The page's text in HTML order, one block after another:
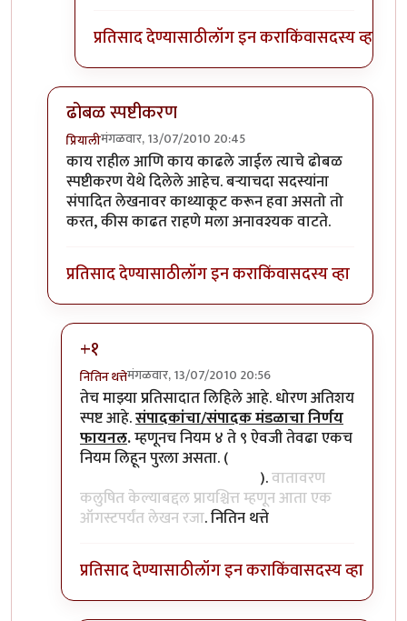
प्रतिसाद देण्यासाठीलॉग इन कराकिंवासदस्य व्हा
ढोबळ स्पष्टीकरण
प्रियालीमंगळवार, 13/07/2010 20:45
In reply toत्याविषयीbyलंबूटांग
काय राहील आणि काय काढले जाईल त्याचे ढोबळ
स्पष्टीकरण येथे दिलेले आहेच. बर्‍याचदा सदस्यांना
संपादित लेखनावर काथ्याकूट करून हवा असतो तो
करत, कीस काढत राहणे मला अनावश्यक वाटते.
प्रतिसाद देण्यासाठीलॉग इन कराकिंवासदस्य व्हा
+१
नितिन थत्तेमंगळवार, 13/07/2010 20:56
In reply toढोबळ स्पष्टीकरणbyप्रियाली
तेच माझ्या प्रतिसादात लिहिले आहे. धोरण अतिशय
स्पष्ट आहे.संपादकांचा/संपादक मंडळाचा निर्णय
फायनल.म्हणूनच नियम ४ ते ९ ऐवजी तेवढा एकच
नियम लिहून पुरला असता. (
).वातावरण
कलुषित केल्याबद्दल प्रायश्चित्त म्हणून आता एक
ऑगस्टपर्यंत लेखन रजा. नितिन थत्ते
प्रतिसाद देण्यासाठीलॉग इन कराकिंवासदस्य व्हा